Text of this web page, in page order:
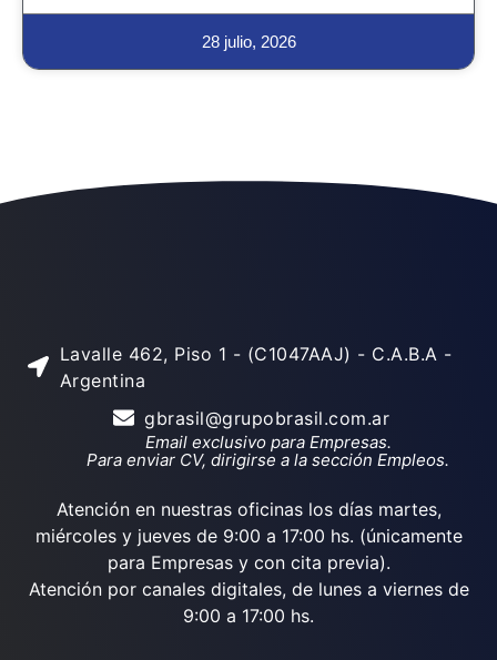
28 julio, 2026
Lavalle 462, Piso 1 - (C1047AAJ) - C.A.B.A -
Argentina
gbrasil@grupobrasil.com.ar
Email exclusivo para Empresas.
Para enviar CV, dirigirse a la sección Empleos.
Atención en nuestras oficinas los días martes,
miércoles y jueves de 9:00 a 17:00 hs. (únicamente
para Empresas y con cita previa).
Atención por canales digitales, de lunes a viernes de
9:00 a 17:00 hs.